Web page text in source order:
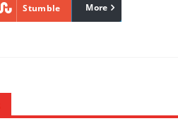
Stumble linkedin
More